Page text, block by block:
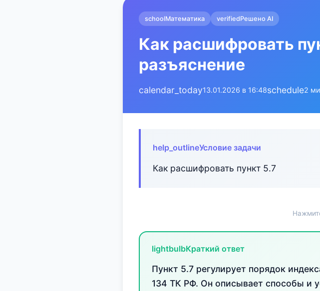
schoolМатематика verifiedРешено AI
Как расшифровать
разъяснение
calendar_today13.01.2026 в 16:48schedule2
help_outlineУсловие задачи
Как расшифровать пункт 5.7
lightbulbКраткий ответ
Пункт 5.7 регулирует порядок
134 ТК РФ. Он описывает способы и